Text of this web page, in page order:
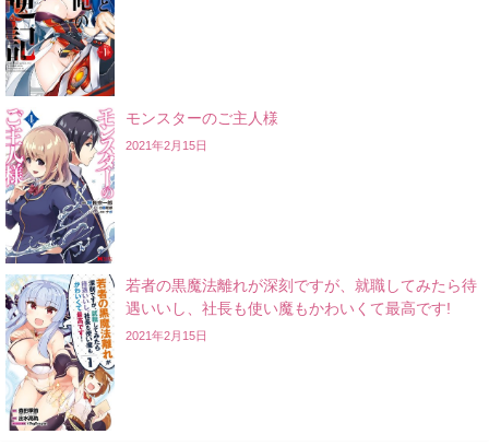
モンスターのご主人様
2021年2月15日
若者の黒魔法離れが深刻ですが、就職してみたら待
遇いいし、社長も使い魔もかわいくて最高です!
2021年2月15日